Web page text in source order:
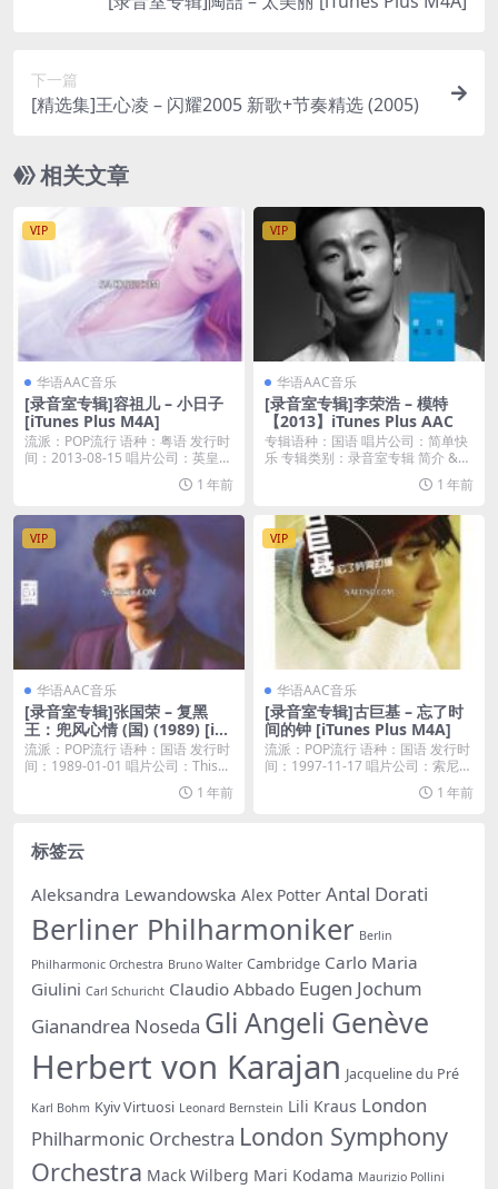
下一篇
[精选集]王心凌 – 闪耀2005 新歌+节奏精选 (2005)
相关文章
VIP
华语AAC音乐
[录音室专辑]容祖儿 – 小日子
[iTunes Plus M4A]
流派：POP流行 语种：粤语 发行时
间：2013-08-15 唱片公司：英皇唱
1 年前
VIP
华语AAC音乐
[录音室专辑]李荣浩 – 模特
【2013】iTunes Plus AAC
专辑语种：国语 唱片公司：简单快
乐 专辑类别：录音室专辑 简介 &n
1 年前
VIP
华语AAC音乐
[录音室专辑]张国荣 – 复黑
王：兜风心情 (国) (1989) [iTu
nes Plus M4A]
流派：POP流行 语种：国语 发行时
间：1989-01-01 唱片公司：This...
1 年前
VIP
华语AAC音乐
[录音室专辑]古巨基 – 忘了时
间的钟 [iTunes Plus M4A]
流派：POP流行 语种：国语 发行时
间：1997-11-17 唱片公司：索尼音
1 年前
标签云
Aleksandra Lewandowska Alex Potter Antal Dorati
Berliner Philharmoniker Berlin
Philharmonic Orchestra Bruno Walter Cambridge Carlo Maria
Giulini Carl Schuricht Claudio Abbado Eugen Jochum
Gianandrea Noseda Gli Angeli Genève
Herbert von Karajan Jacqueline du Pré
Karl Bohm Kyiv Virtuosi Leonard Bernstein Lili Kraus London
Philharmonic Orchestra London Symphony
Orchestra Mack Wilberg Mari Kodama Maurizio Pollini